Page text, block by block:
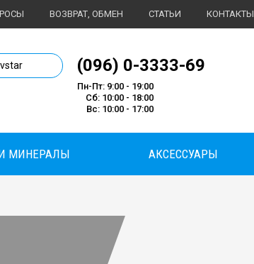
ВОЗВРАТ, ОБМЕН СТАТЬИ КОНТАКТЫ
спортивного питания
(096) 0-3333-69
Пн-Пт: 9:00 - 19:00
Сб: 10:00 - 18:00
Вс: 10:00 - 17:00
МИНЕРАЛЫ АКСЕССУАРЫ